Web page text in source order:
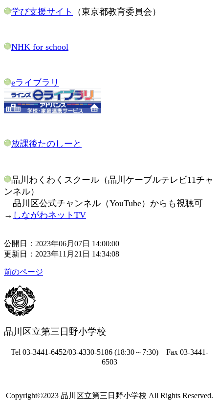
学び支援サイト （東京都教育委員会）
NHK for school
eライブラリ
放課後たのしーと
品川わくわくスクール（品川ケーブルテレビ11チャ
ンネル）
品川区公式チャンネル（YouTube）からも視聴可
→ しながわネットTV
公開日：2023年06月07日 14:00:00
更新日：2023年11月21日 14:34:08
前のページ
品川区立第三日野小学校
Tel 03-3441-6452/03-4330-5186 (18:30～7:30) Fax 03-3441-
6503
Copyright©2023 品川区立第三日野小学校 All Rights Reserved.